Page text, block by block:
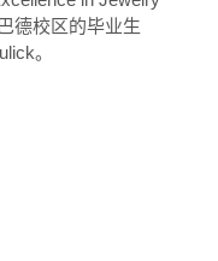
德校区的毕业生
。